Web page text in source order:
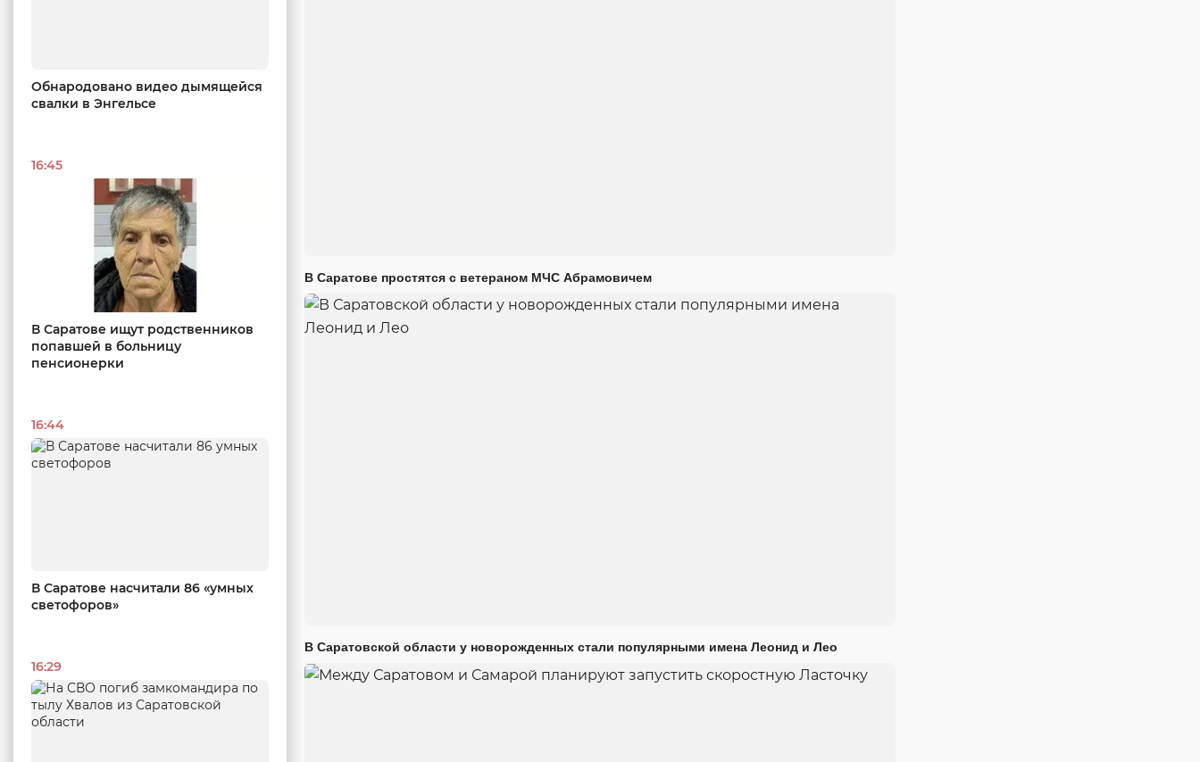
Обнародовано видео дымящейся
свалки в Энгельсе
16:45
В Саратове ищут родственников
попавшей в больницу
пенсионерки
16:44
В Саратове насчитали 86 «умных
светофоров»
16:29
В Саратове простятся с ветераном МЧС Абрамовичем
В Саратовской области у новорожденных стали популярными имена Леонид и Лео